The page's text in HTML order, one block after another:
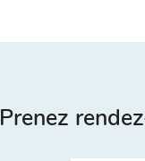
Prenez